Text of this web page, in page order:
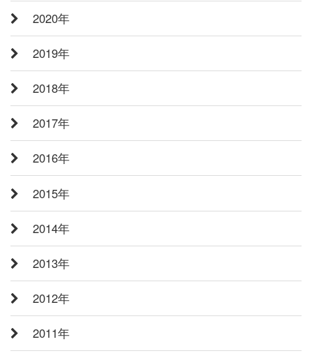
2020年
2019年
2018年
2017年
2016年
2015年
2014年
2013年
2012年
2011年